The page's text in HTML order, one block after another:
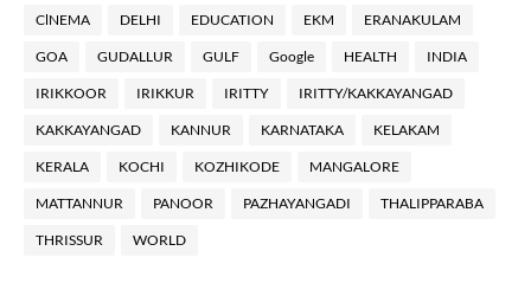
ClNEMA DELHI EDUCATION EKM ERANAKULAM
GOA GUDALLUR GULF Google HEALTH INDIA
IRIKKOOR IRIKKUR IRITTY IRITTY/KAKKAYANGAD
KAKKAYANGAD KANNUR KARNATAKA KELAKAM
KERALA KOCHI KOZHIKODE MANGALORE
MATTANNUR PANOOR PAZHAYANGADI THALIPPARABA
THRISSUR WORLD